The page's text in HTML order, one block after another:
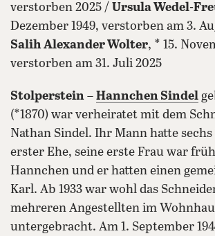
verstorben 2025 / Ursula Wedel-
Dezember 1949, verstorben am 3.
Salih Alexander Wolter, * 15.
verstorben am 31. Juli 2025
Stolperstein – Hannchen Sindel
(*1870) war verheiratet mit dem
Nathan Sindel. Ihr Mann hatte
erster Ehe, seine erste Frau war
Hannchen und er hatten einen
Karl. Ab 1933 war wohl das
mehreren Angestellten im
untergebracht. Am 1. September